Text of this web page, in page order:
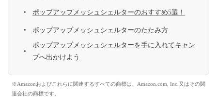
ポップアップメッシュシェルターのおすすめ5選！
ポップアップメッシュシェルターのたたみ方
ポップアップメッシュシェルターを手に入れてキャン
プへ出かけよう
※Amazonおよびこれらに関連するすべての商標は、Amazon.com, Inc.又はその関
連会社の商標です。